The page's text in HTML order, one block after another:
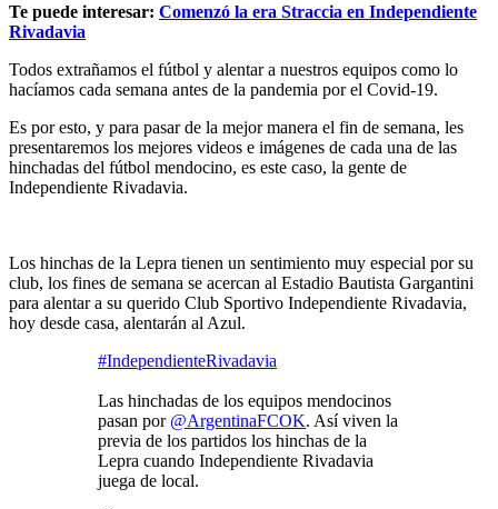
Te puede interesar: Comenzó la era Straccia en Independiente
Rivadavia
Todos extrañamos el fútbol y alentar a nuestros equipos como lo
hacíamos cada semana antes de la pandemia por el Covid-19.
Es por esto, y para pasar de la mejor manera el fin de semana, les
presentaremos los mejores videos e imágenes de cada una de las
hinchadas del fútbol mendocino, es este caso, la gente de
Independiente Rivadavia.
Los hinchas de la Lepra tienen un sentimiento muy especial por su
club, los fines de semana se acercan al Estadio Bautista Gargantini
para alentar a su querido Club Sportivo Independiente Rivadavia,
hoy desde casa, alentarán al Azul.
#IndependienteRivadavia
Las hinchadas de los equipos mendocinos
pasan por @ArgentinaFCOK. Así viven la
previa de los partidos los hinchas de la
Lepra cuando Independiente Rivadavia
juega de local.